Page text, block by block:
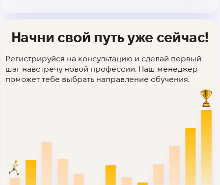
Начни свой путь уже сейчас!
Регистрируйся на консультацию и сделай первый
шаг навстречу новой профессии. Наш менеджер
поможет тебе выбрать направление обучения.